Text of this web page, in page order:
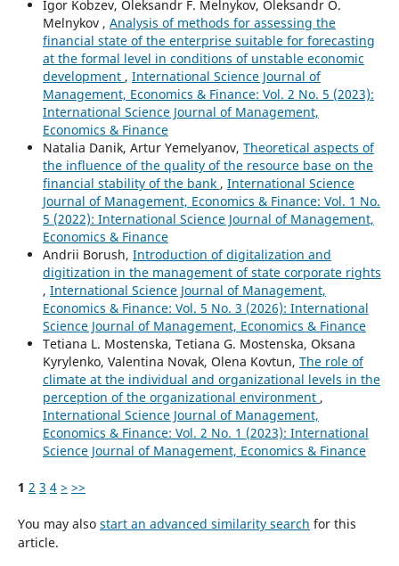
Igor Kobzev, Oleksandr F. Melnykov, Oleksandr O.
Melnykov , Analysis of methods for assessing the
financial state of the enterprise suitable for forecasting
at the formal level in conditions of unstable economic
development , International Science Journal of
Management, Economics & Finance: Vol. 2 No. 5 (2023):
International Science Journal of Management,
Economics & Finance
Natalia Danik, Artur Yemelyanov, Theoretical aspects of
the influence of the quality of the resource base on the
financial stability of the bank , International Science
Journal of Management, Economics & Finance: Vol. 1 No.
5 (2022): International Science Journal of Management,
Economics & Finance
Andrii Borush, Introduction of digitalization and
digitization in the management of state corporate rights
, International Science Journal of Management,
Economics & Finance: Vol. 5 No. 3 (2026): International
Science Journal of Management, Economics & Finance
Tetiana L. Mostenska, Tetiana G. Mostenska, Oksana
Kyrylenko, Valentina Novak, Olena Kovtun, The role of
climate at the individual and organizational levels in the
perception of the organizational environment ,
International Science Journal of Management,
Economics & Finance: Vol. 2 No. 1 (2023): International
Science Journal of Management, Economics & Finance
1 2 3 4 > >>
You may also start an advanced similarity search for this
article.